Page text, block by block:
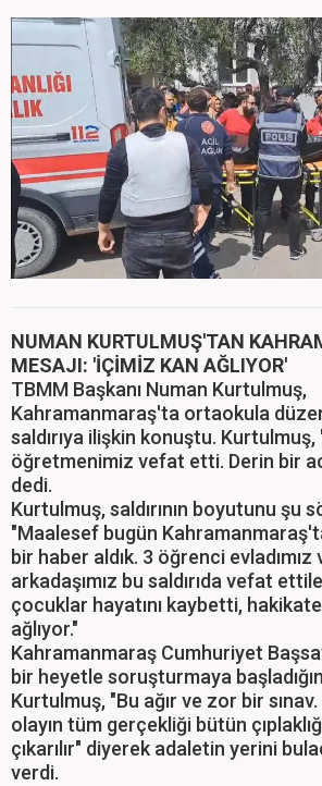
NUMAN KURTULMUŞ'TAN
MESAJI: 'İÇİMİZ KAN AĞLIYOR'
TBMM Başkanı Numan Kurtulmuş,
Kahramanmaraş'ta ortaokula
saldırıya ilişkin konuştu. Kurtulmuş,
öğretmenimiz vefat etti. Derin bir
dedi.
Kurtulmuş, saldırının boyutunu şu
"Maalesef bugün
bir haber aldık. 3 öğrenci
arkadaşımız bu saldırıda vefat
çocuklar hayatını kaybetti,
ağlıyor."
Kahramanmaraş Cumhuriyet
bir heyetle soruşturmaya
Kurtulmuş, "Bu ağır ve zor bir
olayın tüm gerçekliği bütün
çıkarılır" diyerek adaletin yerini
verdi.